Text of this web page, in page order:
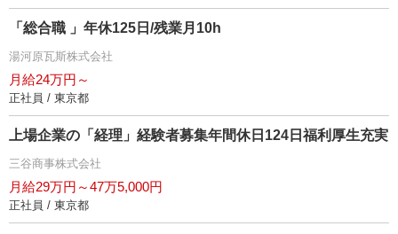
「総合職 」年休125日/残業月10h
湯河原瓦斯株式会社
月給24万円～
正社員 / 東京都
上場企業の「経理」経験者募集年間休日124日福利厚生充実
三谷商事株式会社
月給29万円～47万5,000円
正社員 / 東京都